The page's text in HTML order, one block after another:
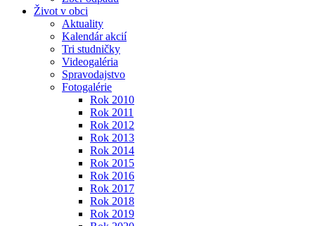
Život v obci
Aktuality
Kalendár akcií
Tri studničky
Videogaléria
Spravodajstvo
Fotogalérie
Rok 2010
Rok 2011
Rok 2012
Rok 2013
Rok 2014
Rok 2015
Rok 2016
Rok 2017
Rok 2018
Rok 2019